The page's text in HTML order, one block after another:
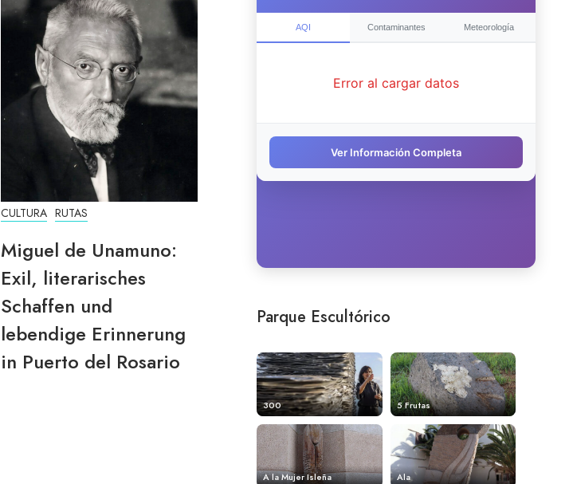
CULTURA RUTAS
Miguel de Unamuno:
Exil, literarisches
Schaffen und
lebendige Erinnerung
in Puerto del Rosario
Parque Escultórico
300 5 Frutas
A la Mujer Isleña Ala